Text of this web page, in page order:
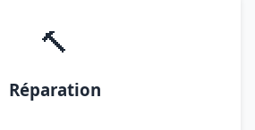
🔨
Réparation